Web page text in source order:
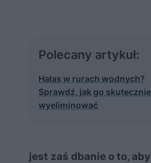
Polecany artykuł:
Hałas w rurach wodnych?
Sprawdź, jak go skutecznie
wyeliminować
jest zaś dbanie o to,